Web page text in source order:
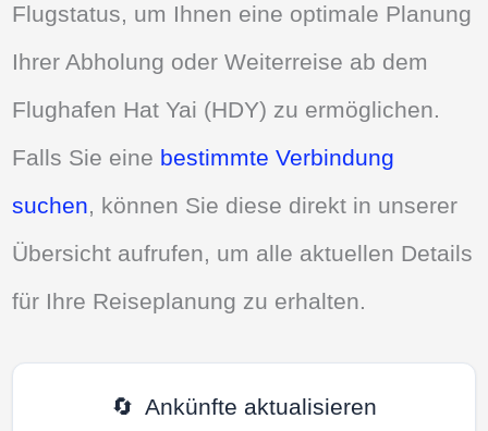
Flugstatus, um Ihnen eine optimale Planung
Ihrer Abholung oder Weiterreise ab dem
Flughafen Hat Yai (HDY) zu ermöglichen.
Falls Sie eine bestimmte Verbindung
suchen, können Sie diese direkt in unserer
Übersicht aufrufen, um alle aktuellen Details
für Ihre Reiseplanung zu erhalten.
🔄 Ankünfte aktualisieren